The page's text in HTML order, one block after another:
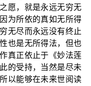
愿，就是永远无穷无
为所依的真如无所得
无尽而永远没有终止
也是无所得法，但也
真正依止于《妙法莲
的受持，当然是尽未
以能够在未来世阅读